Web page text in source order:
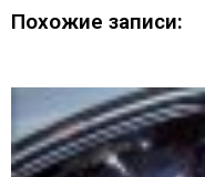
Похожие записи: